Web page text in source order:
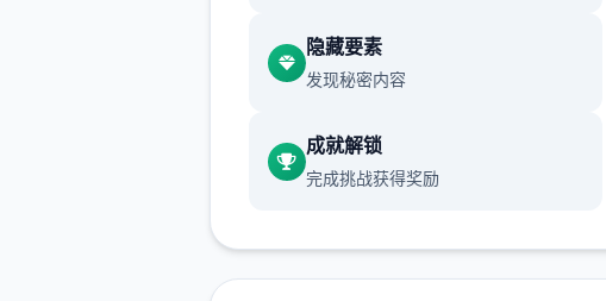
当前可以进行床戏教学了
体育仓库和保健室均可触发chuang
保健室原本计划在特定时机解锁，
为人物等级≥10时开放
隐藏要素
发现秘密内容
成就解锁
完成挑战获得奖励